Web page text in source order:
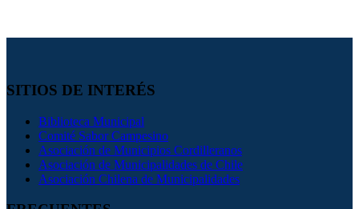
SITIOS DE INTERÉS
Biblioteca Municipal
Comité Sabor Campesino
Asociación de Municipios Cordilleranos
Asociación de Municipalidades de Chile
Asociación Chilena de Municipalidades